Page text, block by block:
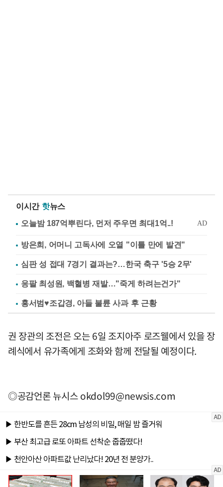
이시간 핫뉴스
방은희, 어머니 고독사에 오열 "이틀 만에 발견"
심판 성 접대 7경기 결과는?…한국 축구 '5승 2무'
응팔 최성원, 백혈병 재발…"죽게 하려는건가"
홍서범♥조갑경, 아들 불륜 사과 후 근황
권 장관의 조전은 오는 6일 조지아주 로즈웰에서 있을 장
례식에서 유가족에게 조화와 함께 전달될 예정이다.
◎공감언론 뉴시스okdol99@newsis.com